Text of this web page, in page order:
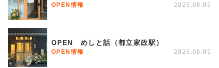
OPEN情報 2026.08.05
OPEN めしと話（都立家政駅）
OPEN情報 2026.08.05